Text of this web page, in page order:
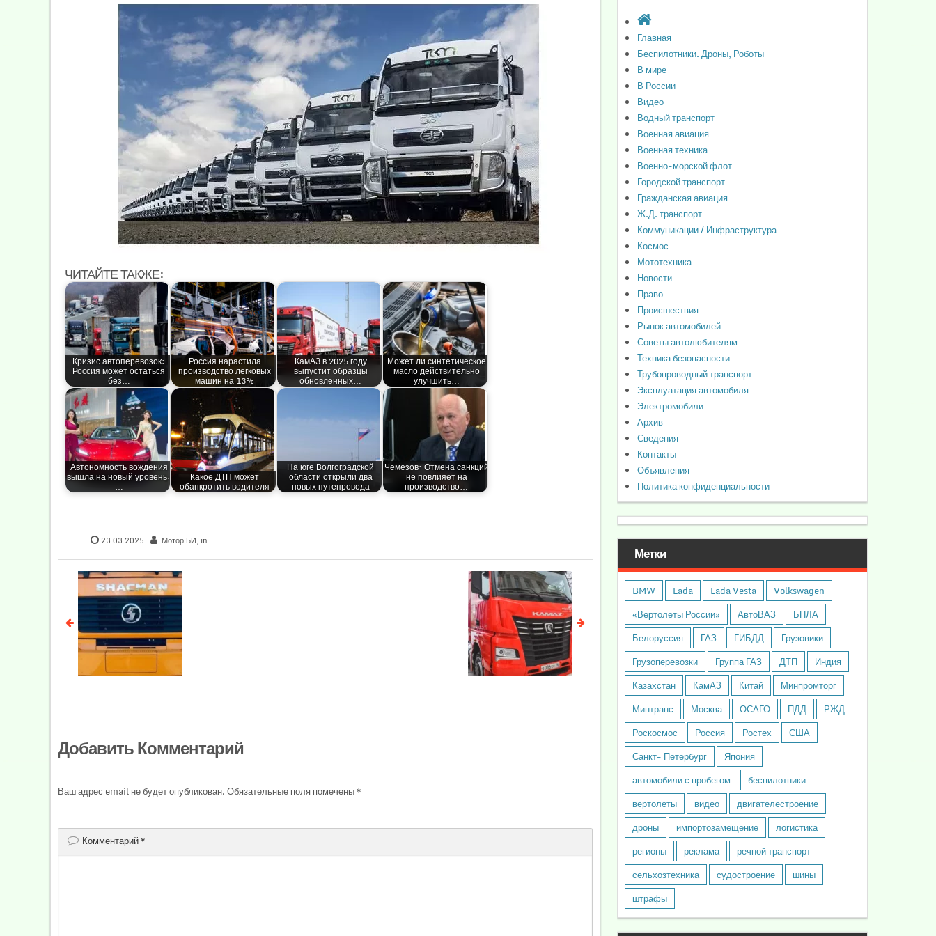
ЧИТАЙТЕ ТАКЖЕ:
Кризис автоперевозок:
Россия может остаться
без…
Россия нарастила
производство легковых
машин на 13%
КамАЗ в 2025 году
выпустит образцы
обновленных…
Может ли синтетическое
масло действительно
улучшить…
Автономность вождения
вышла на новый уровень:
…
Какое ДТП может
обанкротить водителя
На юге Волгоградской
области открыли два
новых путепровода
Чемезов: Отмена санкций
не повлияет на
производство…
23.03.2025 Мотор БИ, in
Добавить Комментарий
Ваш адрес email не будет опубликован.Обязательные поля помечены*
Комментарий*
Главная
Беспилотники. Дроны, Роботы
В мире
В России
Видео
Водный транспорт
Военная авиация
Военная техника
Военно-морской флот
Городской транспорт
Гражданская авиация
Ж.Д. транспорт
Коммуникации / Инфраструктура
Космос
Мототехника
Новости
Право
Происшествия
Рынок автомобилей
Советы автолюбителям
Техника безопасности
Трубопроводный транспорт
Эксплуатация автомобиля
Электромобили
Архив
Сведения
Контакты
Объявления
Политика конфиденциальности
Метки
BMW Lada Lada Vesta
Volkswagen
«Вертолеты России»
АвтоВАЗ
БПЛА
Белоруссия
ГАЗ ГИБДД
Грузовики
Грузоперевозки
Группа ГАЗ ДТП
Индия
Казахстан
КамАЗ Китай
Минпромторг
Минтранс
Москва ОСАГО ПДД
РЖД
Роскосмос
Россия Ростех
США
Санкт- Петербург
Япония
автомобили с пробегом
беспилотники
вертолеты
видео
двигателестроение
дроны
импортозамещение
логистика
регионы
реклама
речной транспорт
сельхозтехника
судостроение
шины
штрафы